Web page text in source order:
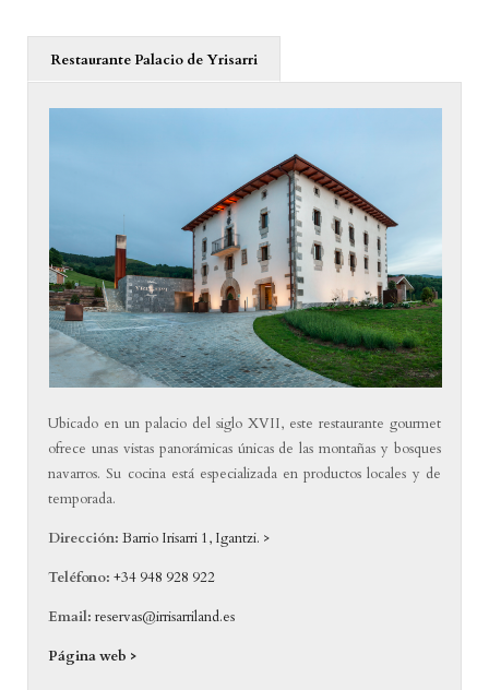
Restaurante Palacio de Yrisarri
Ubicado en un palacio del siglo XVII, este restaurante gourmet
ofrece unas vistas panorámicas únicas de las montañas y bosques
navarros. Su cocina está especializada en productos locales y de
temporada.
Dirección: Barrio Irisarri 1, Igantzi. >
Teléfono:+34 948 928 922
Email: reservas@irrisarriland.es
Página web >